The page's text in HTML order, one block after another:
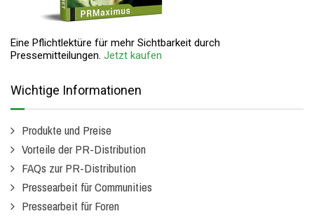
Eine Pflichtlektüre für mehr Sichtbarkeit durch
Pressemitteilungen. Jetzt kaufen
Wichtige Informationen
Produkte und Preise
Vorteile der PR-Distribution
FAQs zur PR-Distribution
Pressearbeit für Communities
Pressearbeit für Foren